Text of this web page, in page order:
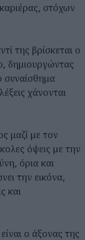
στόχων
της βρίσκεται ο
δημιουργώντας
συναίσθημα
χάνονται
μαζί με τον
όψεις με την
όρια και
την εικόνα,
και
ο άξονας της